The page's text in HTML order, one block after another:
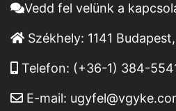
Vedd fel velünk a
Székhely: 1141
Telefon: (+36-1) 384-
E-mail: